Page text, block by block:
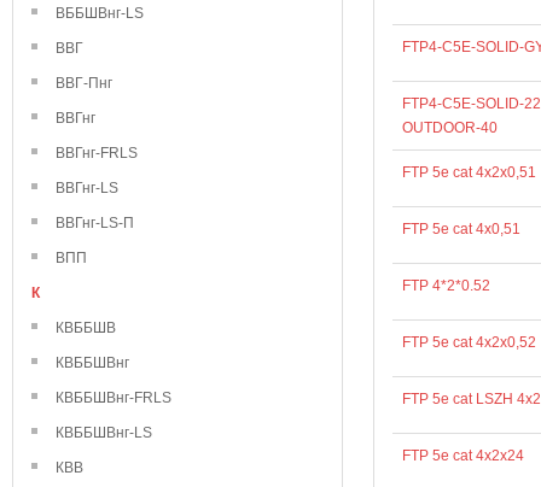
ВББШВнг-LS
ВВГ
ВВГ-Пнг
ВВГнг
ВВГнг-FRLS
ВВГнг-LS
ВВГнг-LS-П
ВПП
К
КВББШВ
КВББШВнг
КВББШВнг-FRLS
КВББШВнг-LS
КВВ
FTP4-C5E-SOLID-
FTP4-C5E-SOLID-
OUTDOOR-40
FTP 5e cat 4х2х0,51
FTP 5e cat 4х0,51
FTP 4*2*0.52
FTP 5e cat 4х2х0,52
FTP 5e cat LSZH
FTP 5e cat 4х2х24